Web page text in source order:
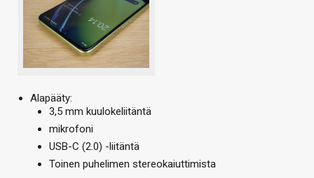
Alapääty:
3,5 mm kuulokeliitäntä
mikrofoni
USB-C (2.0) -liitäntä
Toinen puhelimen stereokaiuttimista